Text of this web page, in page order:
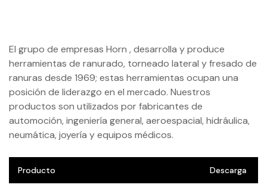
El grupo de empresas Horn , desarrolla y produce
herramientas de ranurado, torneado lateral y fresado de
ranuras desde 1969; estas herramientas ocupan una
posición de liderazgo en el mercado. Nuestros
productos son utilizados por fabricantes de
automoción, ingeniería general, aeroespacial, hidráulica,
neumática, joyería y equipos médicos.
Producto Descarga